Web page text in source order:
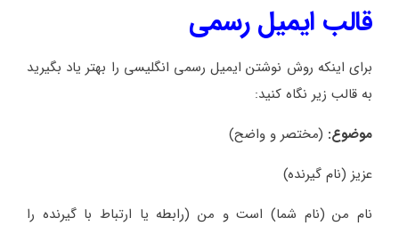
قالب ایمیل رسمی
برای اینکه روش نوشتن ایمیل رسمی انگلیسی را بهتر یاد بگیرید
به قالب زیر نگاه کنید:
موضوع: (مختصر و واضح)
عزیز (نام گیرنده)
نام من (نام شما) است و من (رابطه یا ارتباط با گیرنده را